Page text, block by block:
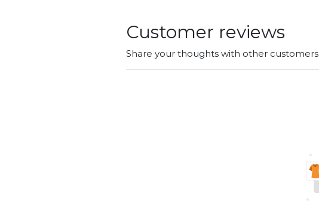
Customer reviews
Share your thoughts with other customers